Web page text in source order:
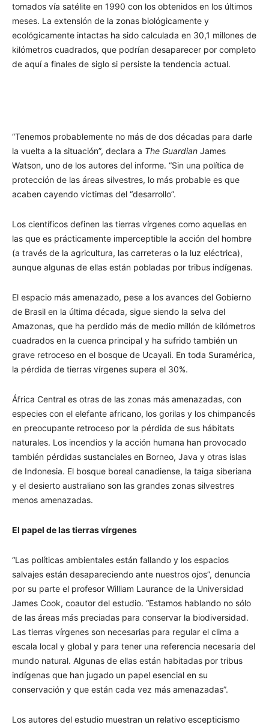
tomados vía satélite en 1990 con los obtenidos en los últimos
meses. La extensión de la zonas biológicamente y
ecológicamente intactas ha sido calculada en 30,1 millones de
kilómetros cuadrados, que podrían desaparecer por completo
de aquí a finales de siglo si persiste la tendencia actual.
“Tenemos probablemente no más de dos décadas para darle
la vuelta a la situación”, declara a The Guardian James
Watson, uno de los autores del informe. “Sin una política de
protección de las áreas silvestres, lo más probable es que
acaben cayendo víctimas del “desarrollo”.
Los científicos definen las tierras vírgenes como aquellas en
las que es prácticamente imperceptible la acción del hombre
(a través de la agricultura, las carreteras o la luz eléctrica),
aunque algunas de ellas están pobladas por tribus indígenas.
El espacio más amenazado, pese a los avances del Gobierno
de Brasil en la última década, sigue siendo la selva del
Amazonas, que ha perdido más de medio millón de kilómetros
cuadrados en la cuenca principal y ha sufrido también un
grave retroceso en el bosque de Ucayali. En toda Suramérica,
la pérdida de tierras vírgenes supera el 30%.
África Central es otras de las zonas más amenazadas, con
especies con el elefante africano, los gorilas y los chimpancés
en preocupante retroceso por la pérdida de sus hábitats
naturales. Los incendios y la acción humana han provocado
también pérdidas sustanciales en Borneo, Java y otras islas
de Indonesia. El bosque boreal canadiense, la taiga siberiana
y el desierto australiano son las grandes zonas silvestres
menos amenazadas.
El papel de las tierras vírgenes
“Las políticas ambientales están fallando y los espacios
salvajes están desapareciendo ante nuestros ojos”, denuncia
por su parte el profesor William Laurance de la Universidad
James Cook, coautor del estudio. “Estamos hablando no sólo
de las áreas más preciadas para conservar la biodiversidad.
Las tierras vírgenes son necesarias para regular el clima a
escala local y global y para tener una referencia necesaria del
mundo natural. Algunas de ellas están habitadas por tribus
indígenas que han jugado un papel esencial en su
conservación y que están cada vez más amenazadas”.
Los autores del estudio muestran un relativo escepticismo